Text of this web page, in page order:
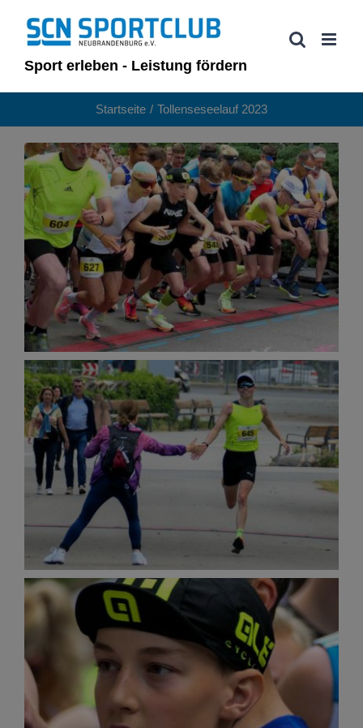
Inhalt
springenSport erleben - Leistung fördern
Startseite Tollenseseelauf 2023